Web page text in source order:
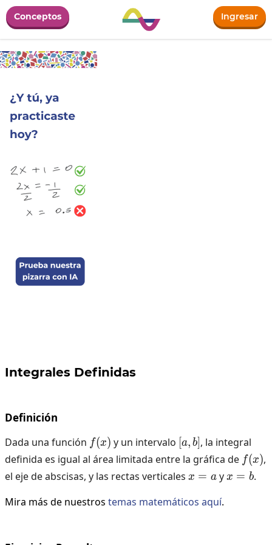
Conceptos Ingresar
Integrales Definidas
Definición
Dada una función f(x)
f(x) y un intervalo [a,b]
[a, b , la integral
definida es igual al área limitada entre la gráfica de
f(x)
f(x),
el eje de abscisas, y las rectas verticales
x=a
x = ay x=b
x = b.
Mira más de nuestros temas matemáticos aquí.